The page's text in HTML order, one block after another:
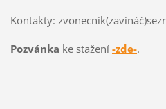
Kontakty:
Pozvánka ke stažení -zde-.